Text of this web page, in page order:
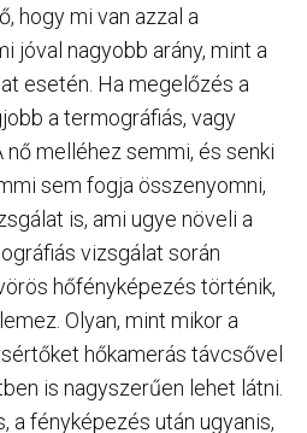
hogy mi van azzal a
jóval nagyobb arány, mint a
esetén. Ha megelőzés a
a termográfiás, vagy
nő melléhez semmi, és senki
sem fogja összenyomni,
is, ami ugye növeli a
vizsgálat során
hőfényképezés történik,
Olyan, mint mikor a
hőkamerás távcsővel
is nagyszerűen lehet látni.
a fényképezés után ugyanis,